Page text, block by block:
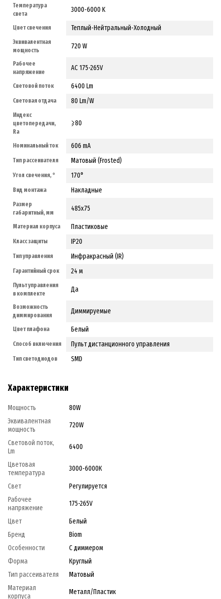
Температура
света
3000-6000 K
Цвет свечения Теплый-Нейтральный-Холодный
Эквивалентная
мощность
720 W
Рабочее
напряжение
AC 175-265V
Световой поток 6400 Lm
Световая отдача 80 Lm/W
Индекс
цветопередачи,
Ra
⩾80
Номинальный ток 606 mA
Тип рассеивателя Матовый (Frosted)
Угол свечения, ° 170°
Вид монтажа Накладные
Размер
габаритный, мм
485x75
Материал корпуса Пластиковые
Класс защиты IP20
Тип управления Инфракрасный (IR)
Гарантийный срок 24 м
Пульт управления
в комплекте
Да
Возможность
диммирования
Диммируемые
Цвет плафона Белый
Способ включения Пульт дистанционного управления
Тип светодиодов SMD
Характеристики
Мощность
80W
Эквивалентная
мощность
720W
Световой поток,
Lm
6400
Цветовая
температура
3000-6000К
Свет
Регулируется
Рабочее
напряжение
175-265V
Цвет
Белый
Бренд
Biom
Особенности
С диммером
Форма
Круглый
Тип рассеивателя
Матовый
Материал
корпуса
Металл/Пластик